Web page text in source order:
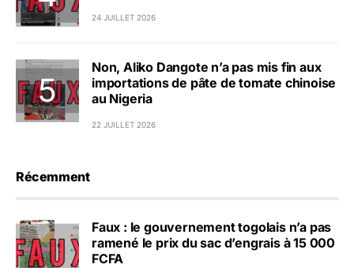
24 JUILLET 2026
Non, Aliko Dangote n’a pas mis fin aux
importations de pâte de tomate chinoise
au Nigeria
22 JUILLET 2026
Récemment
Faux : le gouvernement togolais n’a pas
ramené le prix du sac d’engrais à 15 000
FCFA